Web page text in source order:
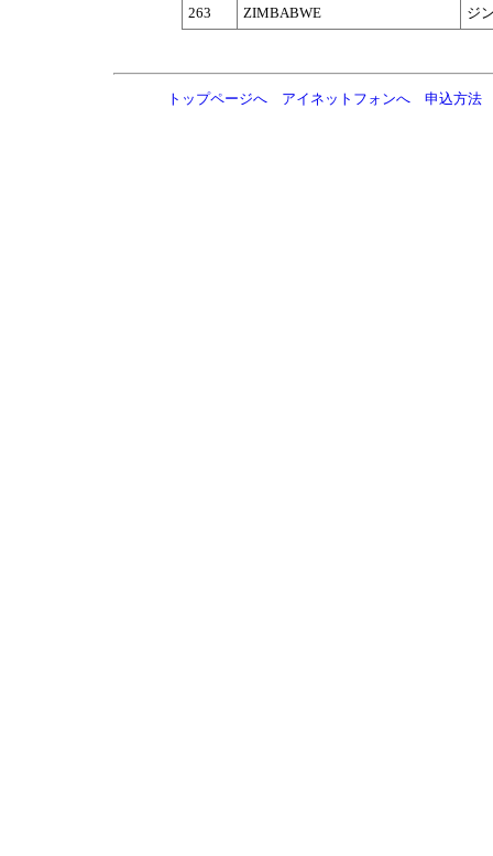
263
ZIMBABWE ジ
トップページへ アイネットフォンへ 申込方法